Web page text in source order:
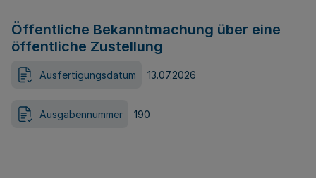
Öffentliche Bekanntmachung über eine
öffentliche Zustellung
Ausfertigungsdatum 13.07.2026
Ausgabennummer 190